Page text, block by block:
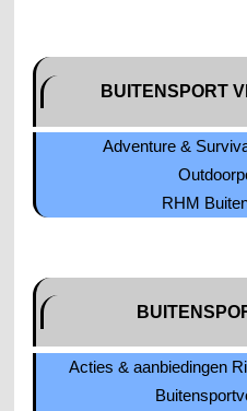
BUITENSPORT
Adventure &
RHM
Acties & aanbiedingen